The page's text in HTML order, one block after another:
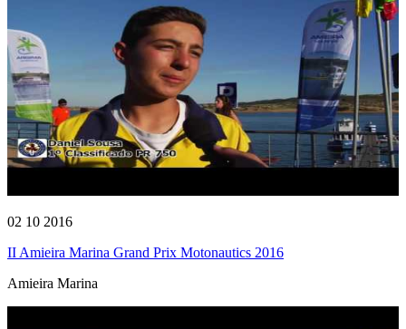
02 10 2016
II Amieira Marina Grand Prix Motonautics 2016
Amieira Marina